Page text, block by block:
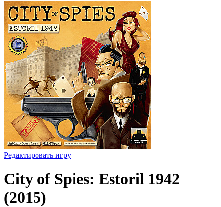
Редактировать игру
City of Spies: Estoril 1942
(2015)